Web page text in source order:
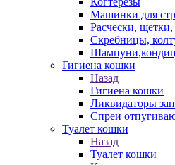
Машинки для
Расчески,
Скребницы,
Гигиена кошки
Назад
Гигиена кошки
Ликвидаторы
Спреи
Туалет кошки
Назад
Туалет кошки